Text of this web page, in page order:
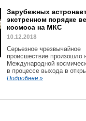
Зарубежных
экстренном порядке
космоса на МКС
10.12.2018
Серьезное чрезвычайное
происшествие произошло
Международной
в процессе выхода в
Подробнее »